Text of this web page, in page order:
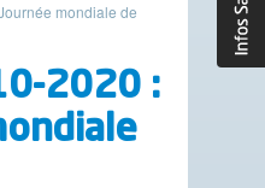
mondiale de
2020 :